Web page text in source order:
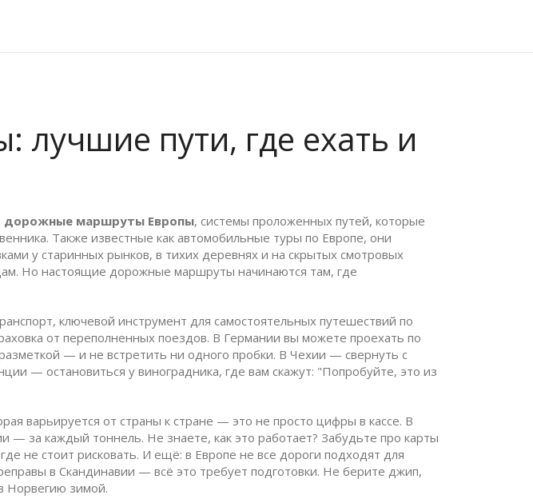
пути, где ехать и
дорожные маршруты Европы, системы проложенных путей, которые
. Также известные как автомобильные туры по Европе, они
у старинных рынков, в тихих деревнях и на скрытых смотровых
Но настоящие дорожные маршруты начинаются там, где
, ключевой инструмент для самостоятельных путешествий по
от переполненных поездов. В Германии вы можете проехать по
— и не встретить ни одного пробки. В Чехии — свернуть с
— остановиться у виноградника, где вам скажут: "Попробуйте, это из
варьируется от страны к стране — это не просто цифры в кассе. В
за каждый тоннель. Не знаете, как это работает? Забудьте про карты
не стоит рисковать. И ещё: в Европе не все дороги подходят для
в Скандинавии — всё это требует подготовки. Не берите джип,
Норвегию зимой.